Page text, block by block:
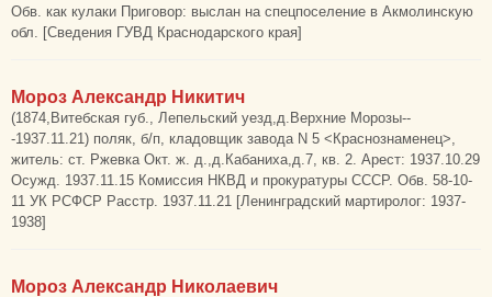
Обв. как кулаки Приговор: выслан на спецпоселение в Акмолинскую
обл. [Сведения ГУВД Краснодарского края]
Мороз Александр Никитич
(1874,Витебская губ., Лепельский уезд,д.Верхние Морозы--
-1937.11.21) поляк, б/п, кладовщик завода N 5 <Краснознаменец>,
житель: ст. Ржевка Окт. ж. д.,д.Кабаниха,д.7, кв. 2. Арест: 1937.10.29
Осужд. 1937.11.15 Комиссия НКВД и прокуратуры СССР. Обв. 58-10-
11 УК РСФСР Расстр. 1937.11.21 [Ленинградский мартиролог: 1937-
1938]
Мороз Александр Николаевич